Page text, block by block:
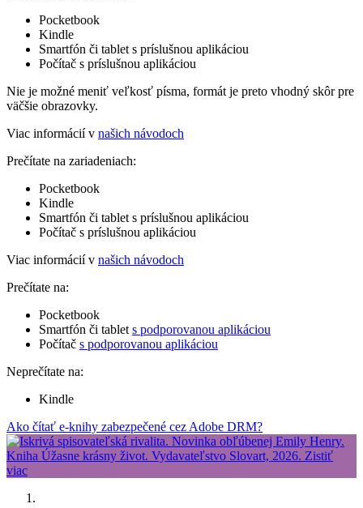
Pocketbook
Kindle
Smartfón či tablet s príslušnou aplikáciou
Počítač s príslušnou aplikáciou
Nie je možné meniť veľkosť písma, formát je preto vhodný skôr pre
väčšie obrazovky.
Viac informácií v našich návodoch
Prečítate na zariadeniach:
Pocketbook
Kindle
Smartfón či tablet s príslušnou aplikáciou
Počítač s príslušnou aplikáciou
Viac informácií v našich návodoch
Prečítate na:
Pocketbook
Smartfón či tablet s podporovanou aplikáciou
Počítač s podporovanou aplikáciou
Neprečítate na:
Kindle
Ako čítať e-knihy zabezpečené cez Adobe DRM?